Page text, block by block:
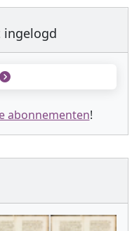
ingelogd
abonnementen!